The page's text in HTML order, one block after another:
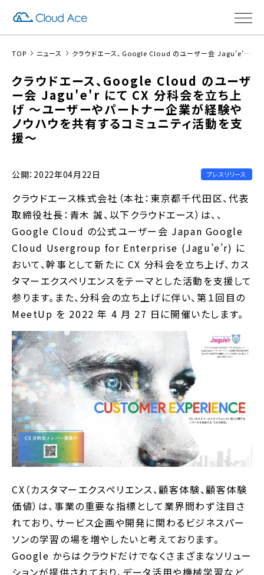
TOP ニュース クラウドエース、Google Cloud のユーザー会 Jagu’e’r にて CX 分科会を立ち上げ 〜ユーザーやパートナー企業が経験やノウハウを共有するコミュニティ活動を支援〜
クラウドエース、Google Cloud のユーザ
ー会 Jagu'e'r にて CX 分科会を立ち上
げ 〜ユーザーやパートナー企業が経験や
ノウハウを共有するコミュニティ活動を支
援〜
公開：2022年04月22日 プレスリリース
クラウドエース株式会社（本社：東京都千代田区、代表
取締役社長：青木 誠、以下クラウドエース）は、、
Google Cloud の公式ユーザー会 Japan Google
Cloud Usergroup for Enterprise (Jagu’e’r) に
おいて、幹事として新たに CX 分科会を立ち上げ、カス
タマーエクスペリエンスをテーマとした活動を支援して
参ります。また、分科会の立ち上げに伴い、第１回目の
MeetUp を 2022 年 4 月 27 日に開催いたします。
CX（カスタマーエクスペリエンス、顧客体験、顧客体験
価値）は、事業の重要な指標として業界問わず注目さ
れており、サービス企画や開発に関わるビジネスパー
ソンの学習の場を増やしたいと考えております。
Google からはクラウドだけでなくさまざまなソリュー
ションが提供されており、データ活用や機械学習など